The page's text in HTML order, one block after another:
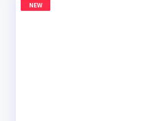
NEW